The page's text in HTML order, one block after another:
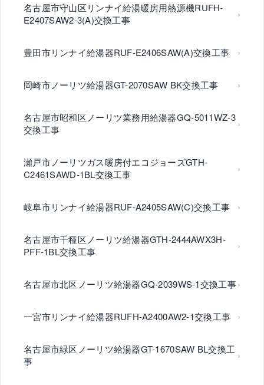
名古屋市守山区リンナイ給湯暖房用熱源機RUFH-
E2407SAW2-3(A)交換工事
豊田市リンナイ給湯器RUF-E2406SAW(A)交換工事
岡崎市ノーリツ給湯器GT-2070SAW BK交換工事
名古屋市昭和区ノーリツ業務用給湯器GQ-5011WZ-3
交換工事
瀬戸市ノーリツガス暖房付エコジョーズGTH-
C2461SAWD-1BL交換工事
岐阜市リンナイ給湯器RUF-A2405SAW(C)交換工事
名古屋市千種区ノーリツ給湯器GTH-2444AWX3H-
PFF-1BL交換工事
名古屋市北区ノーリツ給湯器GQ-2039WS-1交換工事
一宮市リンナイ給湯器RUFH-A2400AW2-1交換工事
名古屋市緑区ノーリツ給湯器GT-1670SAW BL交換工
事